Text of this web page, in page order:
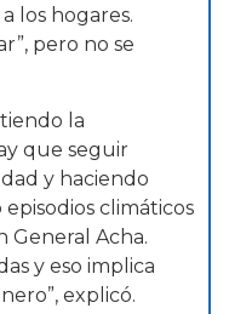
los hogares.
pero no se
la
que seguir
y haciendo
episodios climáticos
General Acha.
y eso implica
explicó.